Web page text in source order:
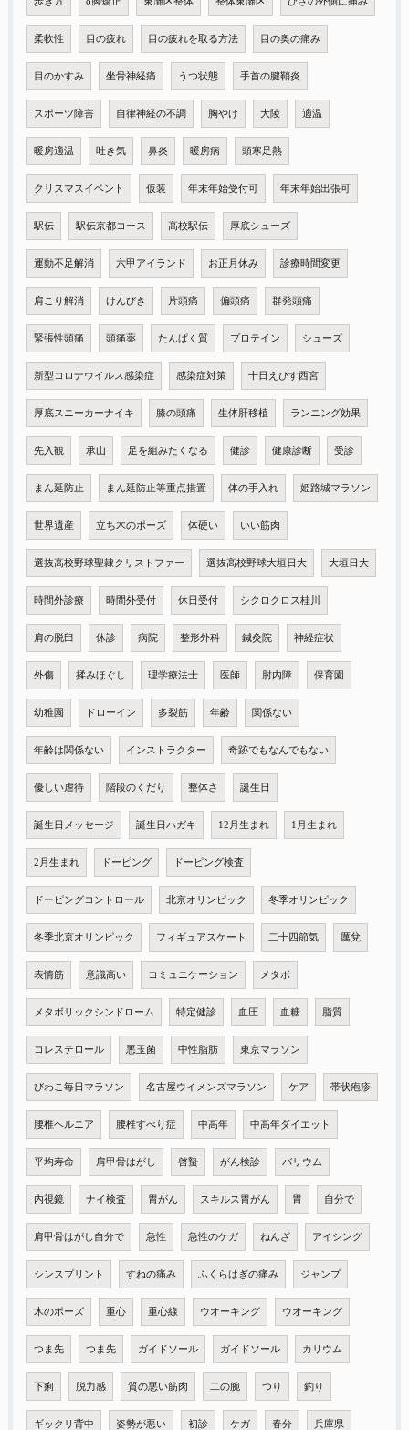
柔軟性 目の疲れ 目の疲れを取る方法 目の奥の痛み
目のかすみ 坐骨神経痛 うつ状態 手首の腱鞘炎
スポーツ障害 自律神経の不調 胸やけ 大陵 適温
暖房適温 吐き気 鼻炎 暖房病 頭寒足熱
クリスマスイベント 仮装 年末年始受付可 年末年始出張可
駅伝 駅伝京都コース 高校駅伝 厚底シューズ
運動不足解消 六甲アイランド お正月休み 診療時間変更
肩こり解消 けんびき 片頭痛 偏頭痛 群発頭痛
緊張性頭痛 頭痛薬 たんぱく質 プロテイン シューズ
新型コロナウイルス感染症 感染症対策 十日えびす西宮
厚底スニーカーナイキ 膝の頭痛 生体肝移植 ランニング効果
先入観 承山 足を組みたくなる 健診 健康診断 受診
まん延防止 まん延防止等重点措置 体の手入れ 姫路城マラソン
世界遺産 立ち木のポーズ 体硬い いい筋肉
選抜高校野球聖隷クリストファー 選抜高校野球大垣日大 大垣日大
時間外診療 時間外受付 休日受付 シクロクロス桂川
肩の脱臼 休診 病院 整形外科 鍼灸院 神経症状
外傷 揉みほぐし 理学療法士 医師 肘内障 保育園
幼稚園 ドローイン 多裂筋 年齢 関係ない
年齢は関係ない インストラクター 奇跡でもなんでもない
優しい虐待 階段のくだり 整体さ 誕生日
誕生日メッセージ 誕生日ハガキ 12月生まれ 1月生まれ
2月生まれ ドーピング ドーピング検査
ドーピングコントロール 北京オリンピック 冬季オリンピック
冬季北京オリンピック フィギュアスケート 二十四節気 厲兌
表情筋 意識高い コミュニケーション メタボ
メタボリックシンドローム 特定健診 血圧 血糖 脂質
コレステロール 悪玉菌 中性脂肪 東京マラソン
びわこ毎日マラソン 名古屋ウイメンズマラソン ケア 帯状疱疹
腰椎ヘルニア 腰椎すべり症 中高年 中高年ダイエット
平均寿命 肩甲骨はがし 啓蟄 がん検診 バリウム
内視鏡 ナイ検査 胃がん スキルス胃がん 胃 自分で
肩甲骨はがし自分で 急性 急性のケガ ねんざ アイシング
シンスプリント すねの痛み ふくらはぎの痛み ジャンプ
木のポーズ 重心 重心線 ウオーキング ウオーキング
つま先 つま先 ガイドソール ガイドソール カリウム
下痢 脱力感 質の悪い筋肉 二の腕 つり 釣り
ギックリ背中 姿勢が悪い 初診 ケガ 春分 兵庫県